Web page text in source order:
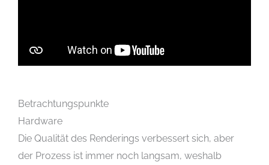
Betrachtungspunkte
Hardware
Die Qualität des Renderings verbessert sich, aber
der Prozess ist immer noch langsam, weshalb